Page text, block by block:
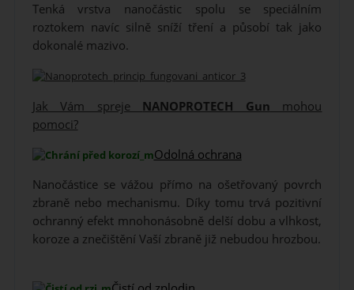
Tenká vrstva nanočástic spolu se speciálním
roztokem navíc silně sníží tření a působí tak jako
dokonalé mazivo.
Jak Vám spreje NANOPROTECH Gun mohou
pomoci?
Odolná ochrana
Nanočástice se vážou přímo na ošetřovaný povrch
zbraně nebo mechanismu. Díky tomu trvá pozitivní
ochranný efekt mnohonásobně delší dobu a vlhkost,
koroze a znečištění Vaší zbraně již nebudou hrozbou.